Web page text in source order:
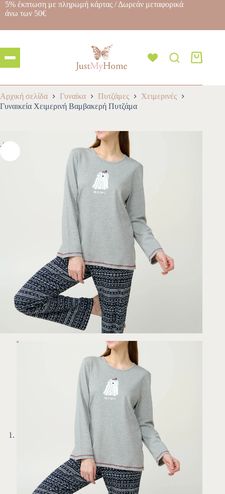
5% έκπτωση με πληρωμή κάρτας / Δωρεάν μεταφορικά
άνω των 50€
Αρχική σελίδα Γυναίκα Πυτζάμες
Χειμερινές
Γυναικεία Χειμερινή Βαμβακερή Πυτζάμα
-30%